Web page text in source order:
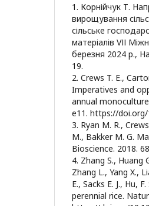
1. Корнійчук Т.
вирощування
сільське
матеріалів VІІ
березня 2024 р.,
19.
2. Crews T. E.,
Imperatives and
annual
e11. https://doi.org/
3. Ryan M. R.,
M., Bakker M. G.
Bioscience. 2018.
4. Zhang S., Huang
Zhang L., Yang X.,
E., Sacks E. J., Hu,
perennial rice.